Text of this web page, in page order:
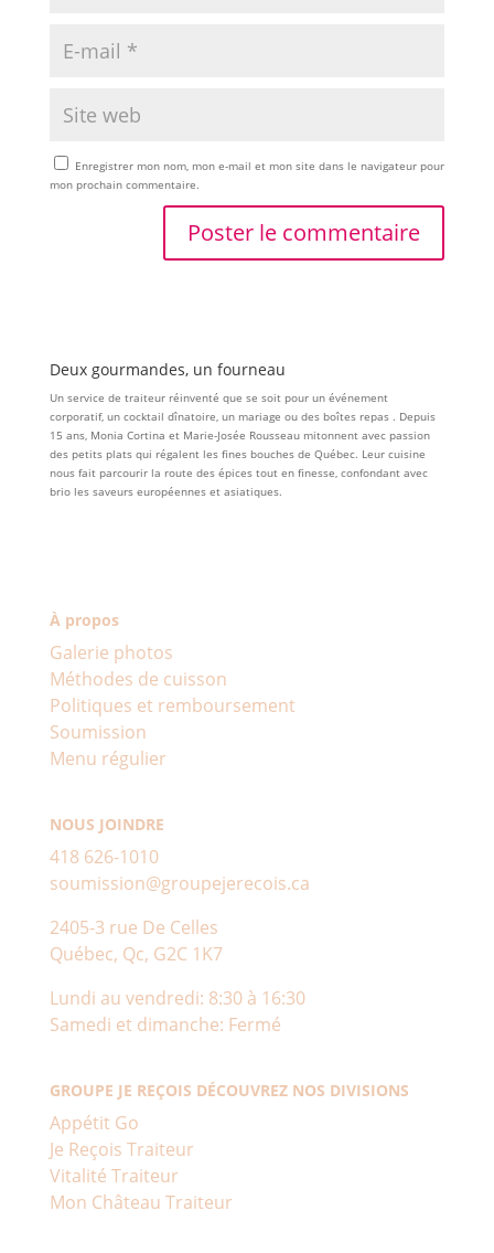
Enregistrer mon nom, mon e-mail et mon site dans le navigateur pour
mon prochain commentaire.
Deux gourmandes, un fourneau
Un service de traiteur réinventé que se soit pour un événement
corporatif, un cocktail dînatoire, un mariage ou des boîtes repas . Depuis
15 ans, Monia Cortina et Marie-Josée Rousseau mitonnent avec passion
des petits plats qui régalent les fines bouches de Québec. Leur cuisine
nous fait parcourir la route des épices tout en finesse, confondant avec
brio les saveurs européennes et asiatiques.
À propos
Galerie photos
Méthodes de cuisson
Politiques et remboursement
Soumission
Menu régulier
NOUS JOINDRE
418 626-1010
soumission@groupejerecois.ca
2405-3 rue De Celles
Québec, Qc, G2C 1K7
Lundi au vendredi: 8:30 à 16:30
Samedi et dimanche: Fermé
GROUPE JE REÇOIS DÉCOUVREZ NOS DIVISIONS
Appétit Go
Je Reçois Traiteur
Vitalité Traiteur
Mon Château Traiteur